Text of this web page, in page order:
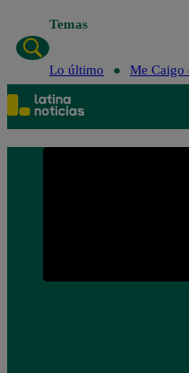
Temas
Lo último Me Caigo